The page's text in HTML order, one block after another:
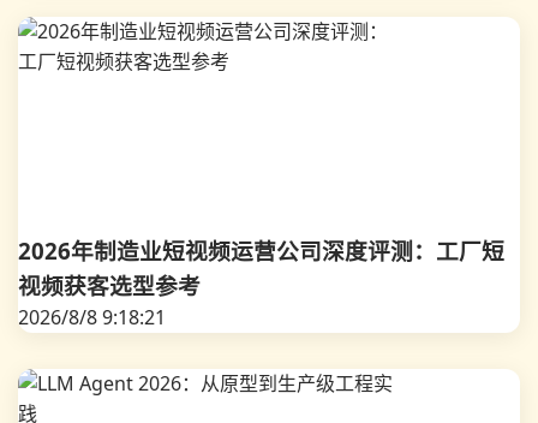
2026年制造业短视频运营公司深度评测：工厂短
视频获客选型参考
2026/8/8 9:18:21